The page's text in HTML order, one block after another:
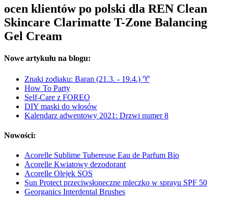
ocen klientów po polski dla REN Clean
Skincare Clarimatte T-Zone Balancing
Gel Cream
Nowe artykułu na blogu:
Znaki zodiaku: Baran (21.3. - 19.4.) ♈︎
How To Party
Self-Care z FOREO
DIY maski do włosów
Kalendarz adwentowy 2021: Drzwi numer 8
Nowości:
Acorelle Sublime Tubereuse Eau de Parfum Bio
Acorelle Kwiatowy dezodorant
Acorelle Olejek SOS
Sun Protect przeciwsłoneczne mleczko w sprayu SPF 50
Georganics Interdental Brushes